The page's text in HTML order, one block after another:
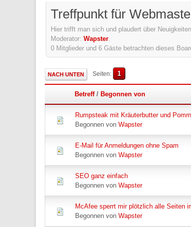
Treffpunkt für
Hier trifft man sich und plaudert über Neuigkeiten
Moderator: Wapster
0 Mitglieder und 6 Gäste betrachten dieses
NACH UNTEN Seiten 1
Betreff/ Begonnen von
Rumpsteak mit Kräuterbutter und
Begonnen von Wapster
E-Mail für Anmeldungen ohne Spam
Begonnen von Wapster
SEO ganz einfach
Begonnen von Wapster
McAfee sperrt mir plötzlich alle Seiten
Begonnen von Wapster